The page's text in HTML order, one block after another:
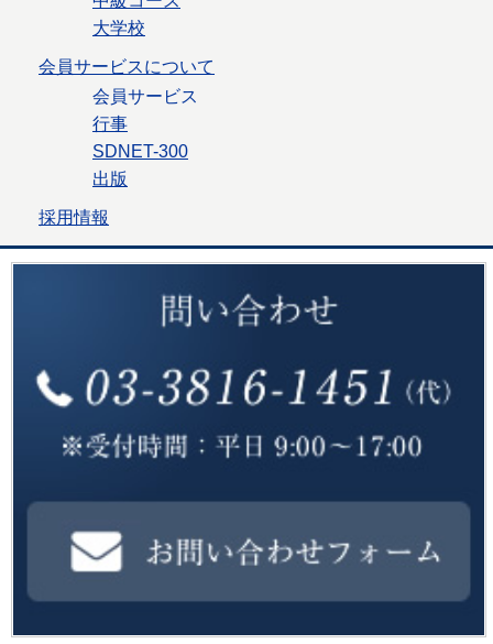
大学校
会員サービスについて
会員サービス
行事
SDNET-300
出版
採用情報